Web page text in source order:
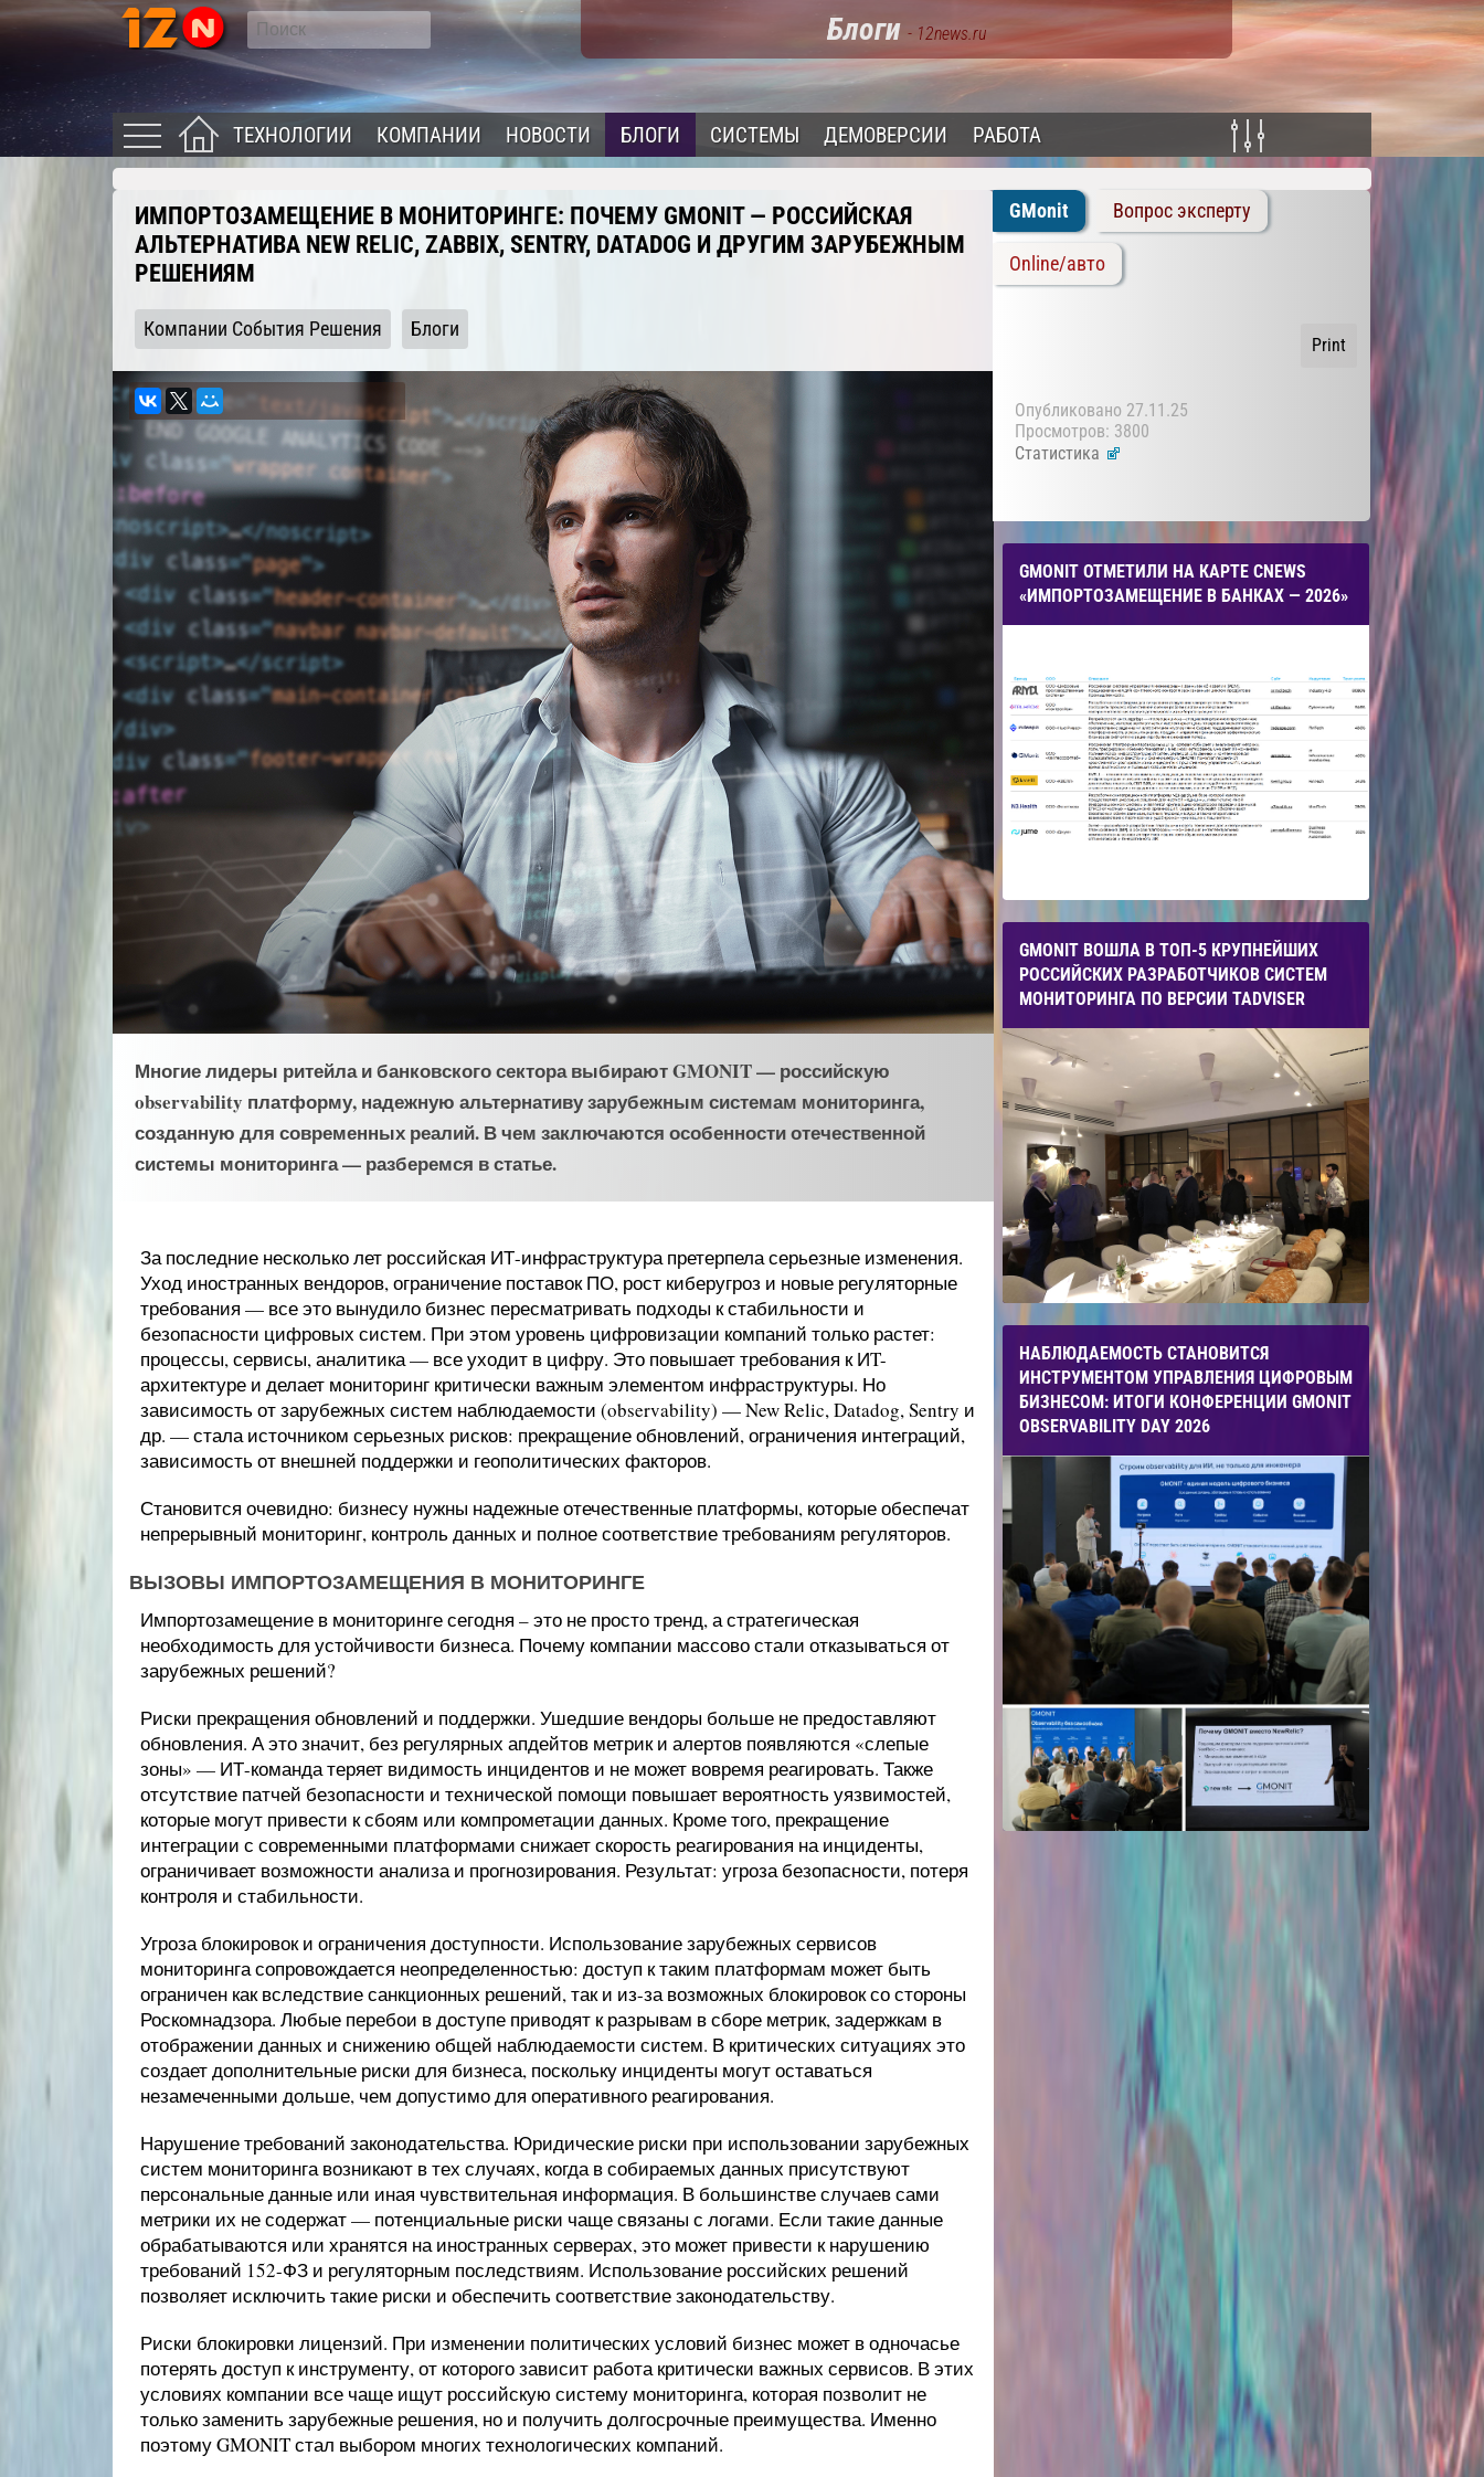
Блоги - 12news.ru
ТЕХНОЛОГИИ КОМПАНИИ НОВОСТИ БЛОГИ СИСТЕМЫ ДЕМОВЕРСИИ РАБОТА
ИМПОРТОЗАМЕЩЕНИЕ В МОНИТОРИНГЕ: ПОЧЕМУ GMONIT — РОССИЙСКАЯ
АЛЬТЕРНАТИВА NEW RELIC, ZABBIX, SENTRY, DATADOG И ДРУГИМ ЗАРУБЕЖНЫМ
РЕШЕНИЯМ
Компании События Решения Блоги
Многие лидеры ритейла и банковского сектора выбирают GMONIT — российскую
observability платформу, надежную альтернативу зарубежным системам мониторинга,
созданную для современных реалий. В чем заключаются особенности отечественной
системы мониторинга — разберемся в статье.
За последние несколько лет российская ИТ-инфраструктура претерпела серьезные изменения.
Уход иностранных вендоров, ограничение поставок ПО, рост киберугроз и новые регуляторные
требования — все это вынудило бизнес пересматривать подходы к стабильности и
безопасности цифровых систем. При этом уровень цифровизации компаний только растет:
процессы, сервисы, аналитика — все уходит в цифру. Это повышает требования к ИT-
архитектуре и делает мониторинг критически важным элементом инфраструктуры. Но
зависимость от зарубежных систем наблюдаемости (observability) — New Relic, Datadog, Sentry и
др. — стала источником серьезных рисков: прекращение обновлений, ограничения интеграций,
зависимость от внешней поддержки и геополитических факторов.
Становится очевидно: бизнесу нужны надежные отечественные платформы, которые обеспечат
непрерывный мониторинг, контроль данных и полное соответствие требованиям регуляторов.
ВЫЗОВЫ ИМПОРТОЗАМЕЩЕНИЯ В МОНИТОРИНГЕ
Импортозамещение в мониторинге сегодня – это не просто тренд, а стратегическая
необходимость для устойчивости бизнеса. Почему компании массово стали отказываться от
зарубежных решений?
Риски прекращения обновлений и поддержки. Ушедшие вендоры больше не предоставляют
обновления. А это значит, без регулярных апдейтов метрик и алертов появляются «слепые
зоны» — ИТ-команда теряет видимость инцидентов и не может вовремя реагировать. Также
отсутствие патчей безопасности и технической помощи повышает вероятность уязвимостей,
которые могут привести к сбоям или компрометации данных. Кроме того, прекращение
интеграции с современными платформами снижает скорость реагирования на инциденты,
ограничивает возможности анализа и прогнозирования. Результат: угроза безопасности, потеря
контроля и стабильности.
Угроза блокировок и ограничения доступности. Использование зарубежных сервисов
мониторинга сопровождается неопределенностью: доступ к таким платформам может быть
ограничен как вследствие санкционных решений, так и из-за возможных блокировок со стороны
Роскомнадзора. Любые перебои в доступе приводят к разрывам в сборе метрик, задержкам в
отображении данных и снижению общей наблюдаемости систем. В критических ситуациях это
создает дополнительные риски для бизнеса, поскольку инциденты могут оставаться
незамеченными дольше, чем допустимо для оперативного реагирования.
Нарушение требований законодательства. Юридические риски при использовании зарубежных
систем мониторинга возникают в тех случаях, когда в собираемых данных присутствуют
персональные данные или иная чувствительная информация. В большинстве случаев сами
метрики их не содержат — потенциальные риски чаще связаны с логами. Если такие данные
обрабатываются или хранятся на иностранных серверах, это может привести к нарушению
требований 152-ФЗ и регуляторным последствиям. Использование российских решений
позволяет исключить такие риски и обеспечить соответствие законодательству.
Риски блокировки лицензий. При изменении политических условий бизнес может в одночасье
потерять доступ к инструменту, от которого зависит работа критически важных сервисов. В этих
условиях компании все чаще ищут российскую систему мониторинга, которая позволит не
только заменить зарубежные решения, но и получить долгосрочные преимущества. Именно
поэтому GMONIT стал выбором многих технологических компаний.
GMonit Вопрос эксперту
Online/авто
Print
Опубликовано 27.11.25
Просмотров: 3800
Статистика
GMONIT ОТМЕТИЛИ НА КАРТЕ CNEWS
«ИМПОРТОЗАМЕЩЕНИЕ В БАНКАХ — 2026»
GMONIT ВОШЛА В ТОП-5 КРУПНЕЙШИХ
РОССИЙСКИХ РАЗРАБОТЧИКОВ СИСТЕМ
МОНИТОРИНГА ПО ВЕРСИИ TADVISER
НАБЛЮДАЕМОСТЬ СТАНОВИТСЯ
ИНСТРУМЕНТОМ УПРАВЛЕНИЯ ЦИФРОВЫМ
БИЗНЕСОМ: ИТОГИ КОНФЕРЕНЦИИ GMONIT
OBSERVABILITY DAY 2026